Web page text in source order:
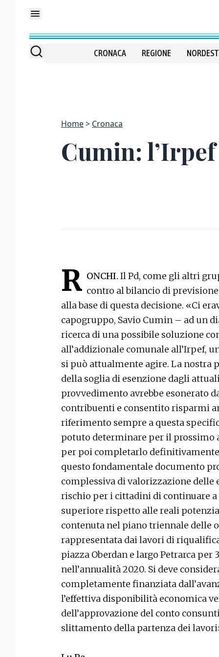
CRONACA REGIONE NORDEST
Home Cronaca
Cumin:
R ONCHI. Il Pd, come gli altri
contro al bilancio di
alla base di questa decisione. «Ci
capogruppo, Savio Cumin – ad un
ricerca di una possibile soluzione
all’addizionale comunale all’Irpef,
si può attualmente agire. La nostra
della soglia di esenzione dagli
provvedimento avrebbe esonerato
contribuenti e consentito risparmi
riferimento sempre a questa
potuto determinare per il prossimo
per poi completarlo definitivamente
questo fondamentale documento
complessiva di valorizzazione delle
rischio per i cittadini di continuare
superiore rispetto alle reali
contenuta nel piano triennale delle
rappresentata dai lavori di
piazza Oberdan e largo Petrarca
nell’annualità 2020. Si deve
completamente finanziata
l’effettiva disponibilità economica
dell’approvazione del conto
slittamento della partenza dei